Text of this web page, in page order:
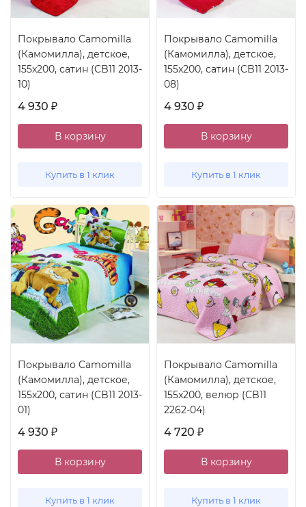
Покрывало Camomilla
(Камомилла), детское,
155x200, сатин (CB11 2013-
10)
4 930 ₽
В корзину
Купить в 1 клик
Покрывало Camomilla
(Камомилла), детское,
155x200, сатин (CB11 2013-
08)
4 930 ₽
В корзину
Купить в 1 клик
Покрывало Camomilla
(Камомилла), детское,
155x200, сатин (CB11 2013-
01)
4 930 ₽
В корзину
Купить в 1 клик
Покрывало Camomilla
(Камомилла), детское,
155x200, велюр (CB11
2262-04)
4 720 ₽
В корзину
Купить в 1 клик